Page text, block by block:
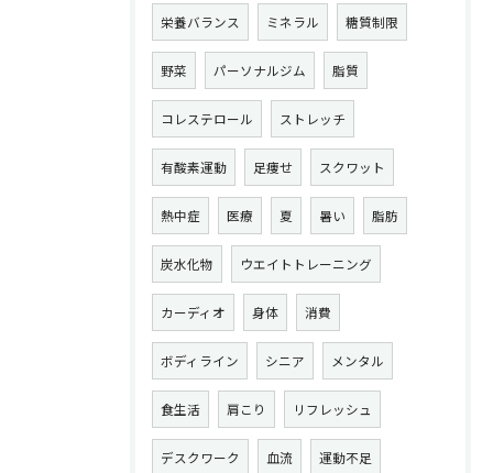
栄養バランス ミネラル 糖質制限
野菜 パーソナルジム 脂質
コレステロール ストレッチ
有酸素運動 足痩せ スクワット
熱中症 医療 夏 暑い 脂肪
炭水化物 ウエイトトレーニング
カーディオ 身体 消費
ボディライン シニア メンタル
食生活 肩こり リフレッシュ
デスクワーク 血流 運動不足